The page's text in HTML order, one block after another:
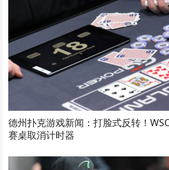
德州扑克游戏新闻：打脸式反转！
赛桌取消计时器